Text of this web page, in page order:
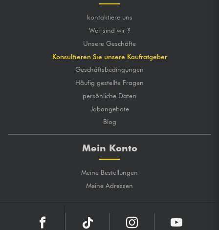
kontaktiere uns
Wer sind wir ?
Unsere Geschäfte
Konsultieren Sie unsere Kaufratgeber
Geschäftsbedingungen
Häufig gestellte Fragen
persönliche Daten
Jobangebote
Blog
Mein Konto
Meine Bestellungen
Meine Adressen